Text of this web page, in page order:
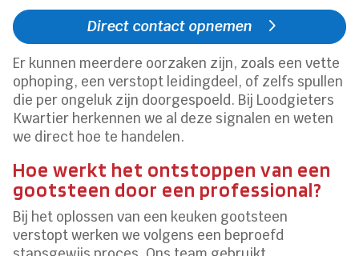
Direct contact opnemen
Er kunnen meerdere oorzaken zijn, zoals een vette
ophoping, een verstopt leidingdeel, of zelfs spullen
die per ongeluk zijn doorgespoeld. Bij Loodgieters
Kwartier herkennen we al deze signalen en weten
we direct hoe te handelen.
Hoe werkt het ontstoppen van een
gootsteen door een professional?
Bij het oplossen van een keuken gootsteen
verstopt werken we volgens een beproefd